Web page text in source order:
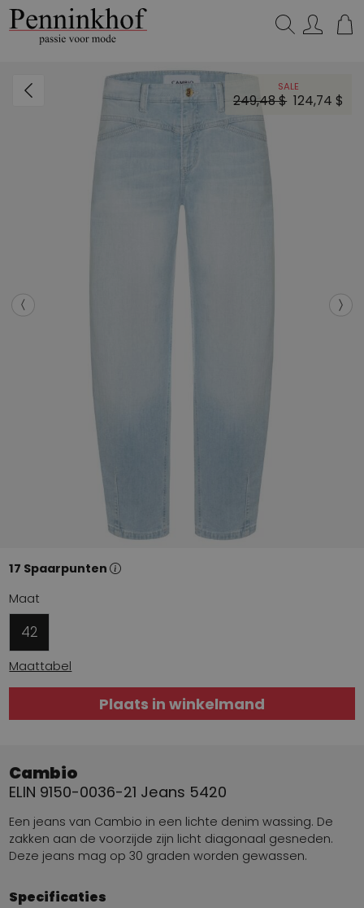
SALE
249,48 $ 124,74 $
17 Spaarpunten
Maat
42
Maattabel
Plaats in winkelmand
Cambio
ELIN 9150-0036-21 Jeans 5420
Een jeans van Cambio in een lichte denim wassing. De
zakken aan de voorzijde zijn licht diagonaal gesneden.
Deze jeans mag op 30 graden worden gewassen.
Specificaties